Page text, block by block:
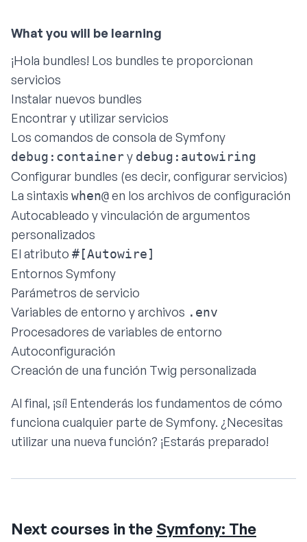
¡Hola bundles! Los bundles te proporcionan
servicios
Instalar nuevos bundles
Encontrar y utilizar servicios
Los comandos de consola de Symfony
debug:containery debug:autowiring
Configurar bundles (es decir, configurar servicios)
La sintaxis when@en los archivos de configuración
Autocableado y vinculación de argumentos
personalizados
El atributo #[Autowire]
Entornos Symfony
Parámetros de servicio
Variables de entorno y archivos .env
Procesadores de variables de entorno
Autoconfiguración
Creación de una función Twig personalizada
Al final, ¡sí! Entenderás los fundamentos de cómo
funciona cualquier parte de Symfony. ¿Necesitas
utilizar una nueva función? ¡Estarás preparado!
Next courses in the Symfony: The